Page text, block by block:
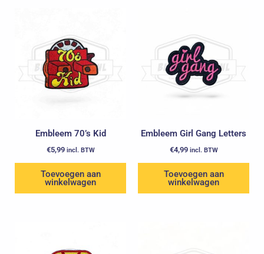
Embleem 70’s Kid
€5,99 incl. BTW
Toevoegen aan
winkelwagen
Embleem Girl Gang Letters
€4,99 incl. BTW
Toevoegen aan
winkelwagen